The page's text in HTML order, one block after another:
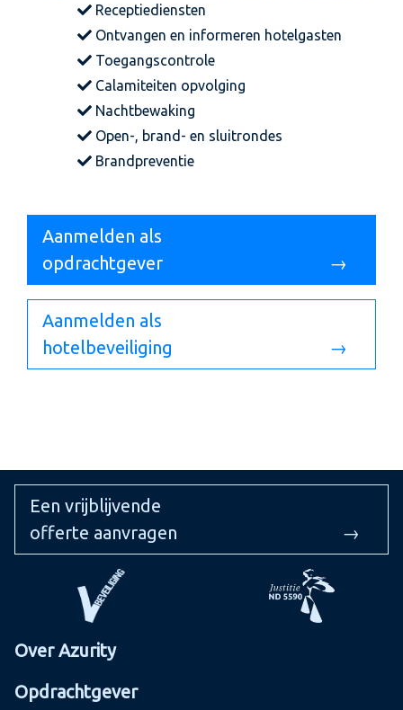
Receptiediensten
Ontvangen en informeren hotelgasten
Toegangscontrole
Calamiteiten opvolging
Nachtbewaking
Open-, brand- en sluitrondes
Brandpreventie
Aanmelden als
opdrachtgever
→
Aanmelden als
hotelbeveiliging
→
Een vrijblijvende
offerte aanvragen
→
Over Azurity
Opdrachtgever